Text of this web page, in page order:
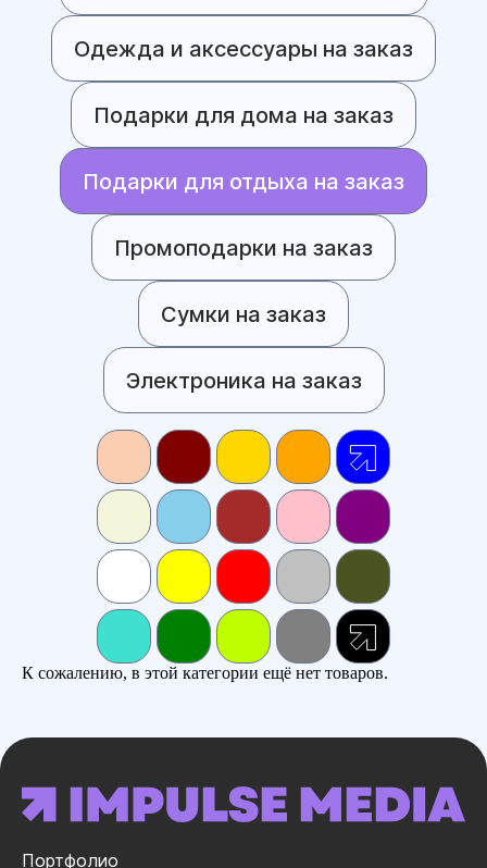
Одежда и аксессуары на заказ
Подарки для дома на заказ
Подарки для отдыха на заказ
Промоподарки на заказ
Сумки на заказ
Электроника на заказ
К сожалению, в этой категории ещё нет товаров.
Портфолио